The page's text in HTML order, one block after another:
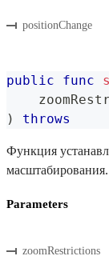
positionChange
public func
)
throws
Функция
масштабирования.
Parameters
zoomRestrictions